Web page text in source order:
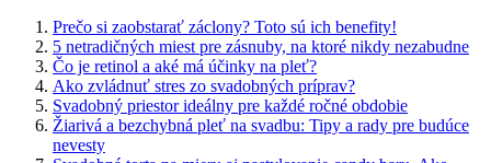
Prečo si zaobstarať záclony? Toto sú ich benefity!
5 netradičných miest pre zásnuby, na ktoré nikdy nezabudne
Čo je retinol a aké má účinky na pleť?
Ako zvládnuť stres zo svadobných príprav?
Svadobný priestor ideálny pre každé ročné obdobie
Žiarivá a bezchybná pleť na svadbu: Tipy a rady pre budúce
nevesty